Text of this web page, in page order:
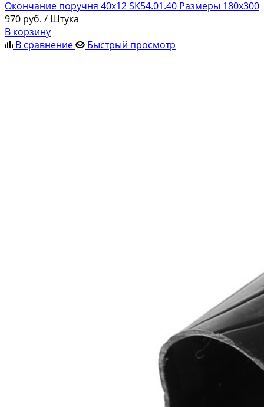
Окончание поручня 40х12 SK54.01.40 Размеры 180x300
970 руб. / Штука
В корзину
В сравнение
Быстрый просмотр